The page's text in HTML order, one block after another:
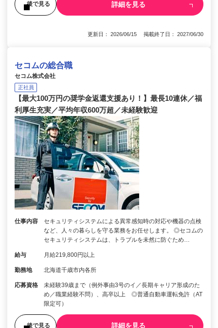
後で見る 詳細を見る
更新日： 2026/06/15 掲載終了日： 2027/06/30
セコムの総合職
セコム株式会社
正社員
【最大100万円の奨学金返還支援あり！】最長10連休／福
利厚生充実／平均年収600万超／未経験歓迎
仕事内容
セキュリティシステムによる異常感知時の対応や機器の点検
など、人々の暮らしを守る業務をお任せします。 ◎セコムの
セキュリティシステムは、トラブルを未然に防ぐため…
給与 月給219,800円以上
勤務地 北海道千歳市内各所
応募資格
未経験39歳まで（例外事由3号のイ／長期キャリア形成のた
め／職業経験不問）、高卒以上 ◎普通自動車運転免許（AT
限定可）
後で見る 詳細を見る